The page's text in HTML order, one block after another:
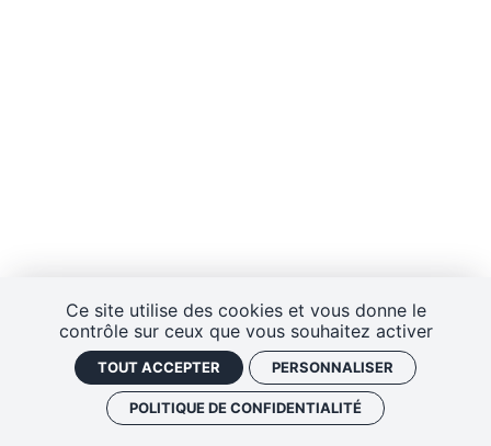
Ce site utilise des cookies et vous donne le
contrôle sur ceux que vous souhaitez activer
TOUT ACCEPTER PERSONNALISER
POLITIQUE DE CONFIDENTIALITÉ